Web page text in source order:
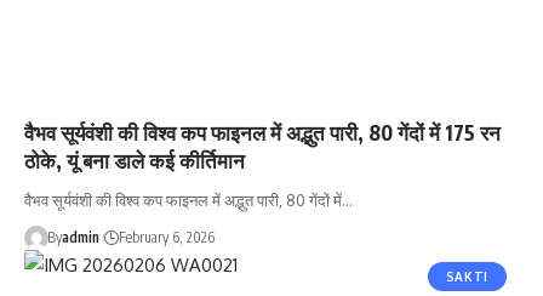
वैभव सूर्यवंशी की विश्व कप फाइनल में अद्भुत पारी, 80 गेंदों में 175 रन
ठोके, यूं बना डाले कई कीर्तिमान
वैभव सूर्यवंशी की विश्व कप फाइनल में अद्भुत पारी, 80 गेंदों में…
Byadmin February 6, 2026
SAKTI